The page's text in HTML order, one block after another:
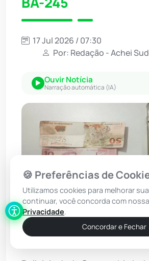
17 Jul 2026 / 07:30
Por: Redação - Achei
Ouvir Notícia
Narração automática (IA)
Foto: WhatsApp/Achei
🍪 Preferências de
Utilizamos cookies para melhorar
continuar, você concorda com nossa
Privacidade.
Concordar e Fechar